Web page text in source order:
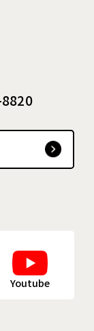
Youtube